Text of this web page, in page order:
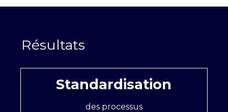
Standardisation
des processus